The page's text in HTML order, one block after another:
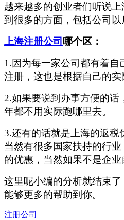
越来越多的创业者们听说
到很多的方面，包括公司
上海注册公司哪个区：
1.因为每一家公司都有着
注册，这也是根据自己的实
2.如果要说到办事方便的
年都不用实际跑哪里去。
3.还有的话就是上海的返税
当然有很多国家扶持的行
的优惠，当然如果不是企
这里呢小编的分析就结束
能够更多的帮助到你。
注册公司